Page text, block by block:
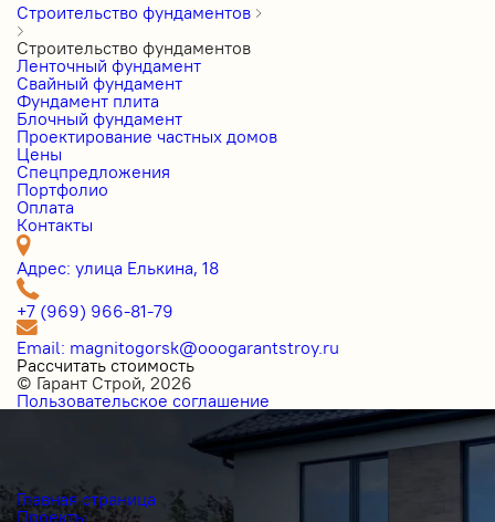
Строительство фундаментов
Строительство фундаментов
Ленточный фундамент
Свайный фундамент
Фундамент плита
Блочный фундамент
Проектирование частных домов
Цены
Cпецпредложения
Портфолио
Оплата
Контакты
Адрес: улица Елькина, 18
+7 (969) 966-81-79
Email: magnitogorsk@ooogarantstroy.ru
Рассчитать стоимость
© Гарант Строй, 2026
Пользовательское соглашение
Главная страница
Проекты